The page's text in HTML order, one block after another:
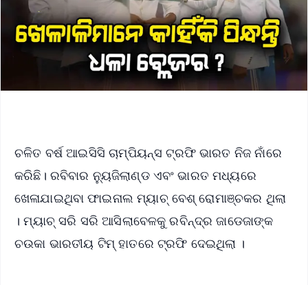
ଚଳିତ ବର୍ଷ ଆଇସିସି ଚାମ୍ପିୟନ୍ସ ଟ୍ରଫି ଭାରତ ନିଜ ନାଁରେ
କରିଛି। ରବିବାର ନ୍ୟୁଜିଲାଣ୍ଡ ଏବଂ ଭାରତ ମଧ୍ୟରେ
ଖେଳାଯାଇଥିବା ଫାଇନାଲ ମ୍ୟାଚ୍ ବେଶ୍ ରୋମାଞ୍ଚକର ଥିଲା
। ମ୍ୟାଚ୍ ସରି ସରି ଆସିଲାବେଳକୁ ରବିନ୍ଦ୍ର ଜାଡେଜାଙ୍କ
ଚଉକା ଭାରତୀୟ ଟିମ୍ ହାତରେ ଟ୍ରଫି ଦେଇଥିଲା ।